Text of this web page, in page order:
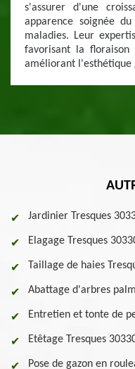
s'assurer d'une
apparence soignée
maladies. Leur
favorisant la
améliorant l'esthétique
Jardinier Tresques
Elagage Tresques
Taillage de haies
Abattage d'arbres
Entretien et tonte de
Etêtage Tresques
Pose de gazon en